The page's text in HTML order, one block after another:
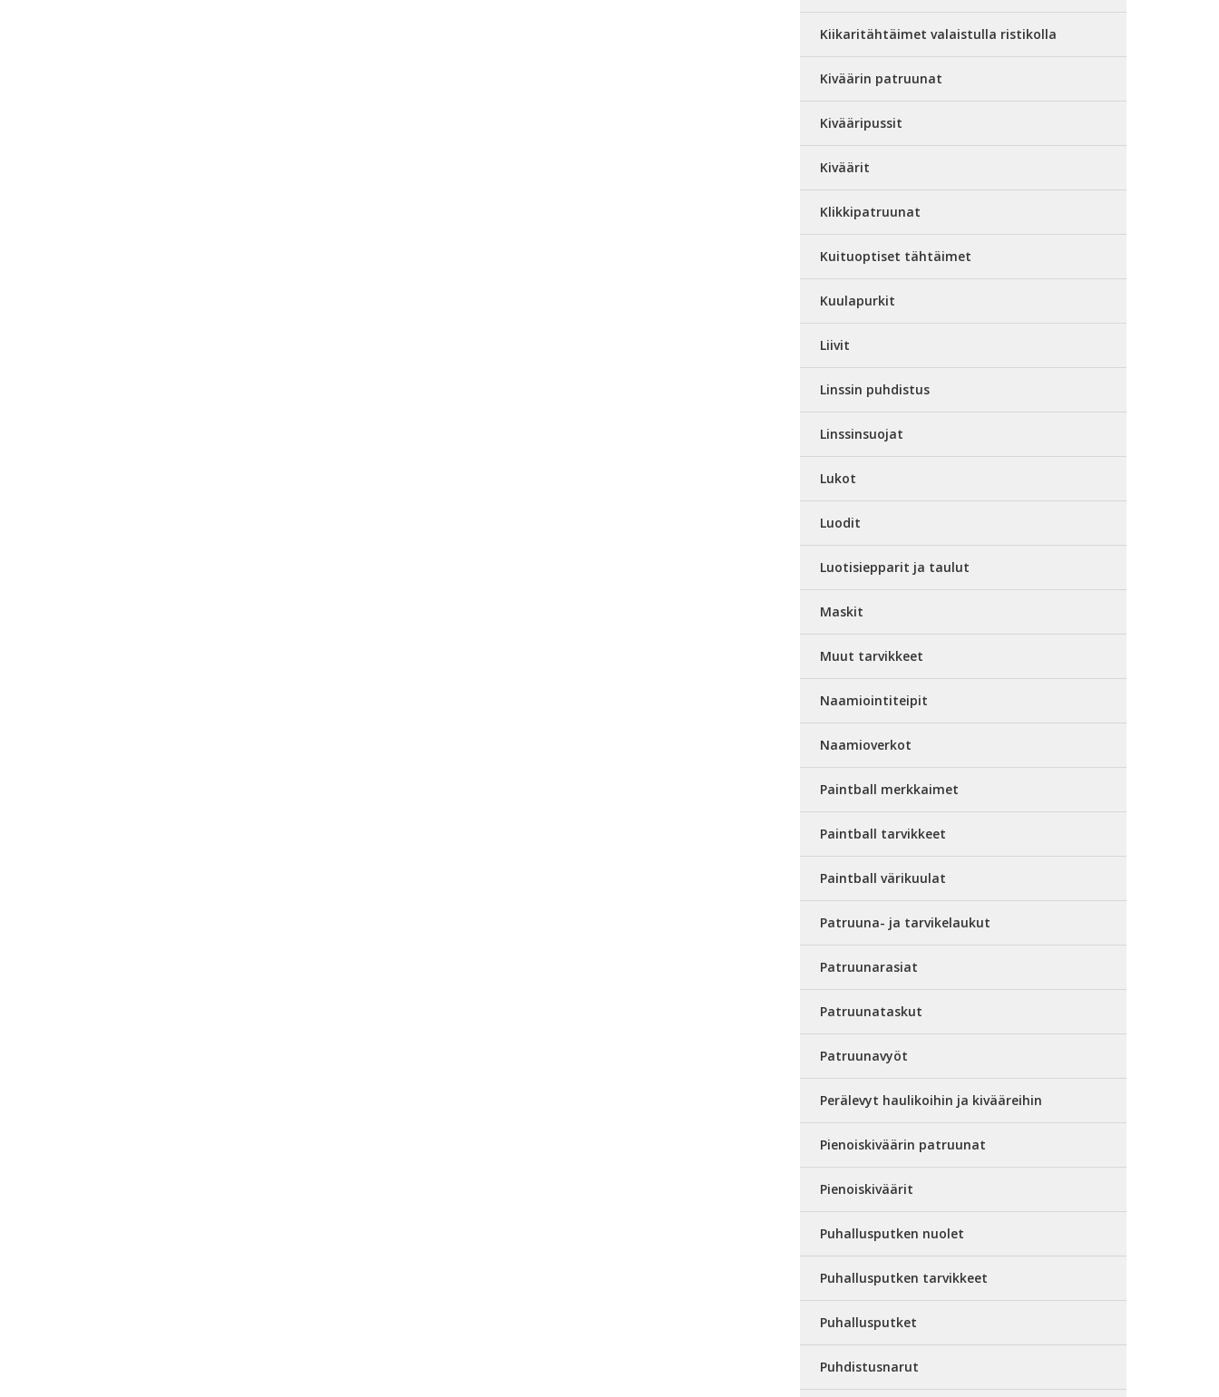
Kiikaritähtäimet valaistulla ristikolla
Kiväärin patruunat
Kivääripussit
Kiväärit
Klikkipatruunat
Kuituoptiset tähtäimet
Kuulapurkit
Liivit
Linssin puhdistus
Linssinsuojat
Lukot
Luodit
Luotisiepparit ja taulut
Maskit
Muut tarvikkeet
Naamiointiteipit
Naamioverkot
Paintball merkkaimet
Paintball tarvikkeet
Paintball värikuulat
Patruuna- ja tarvikelaukut
Patruunarasiat
Patruunataskut
Patruunavyöt
Perälevyt haulikoihin ja kivääreihin
Pienoiskiväärin patruunat
Pienoiskiväärit
Puhallusputken nuolet
Puhallusputken tarvikkeet
Puhallusputket
Puhdistusnarut